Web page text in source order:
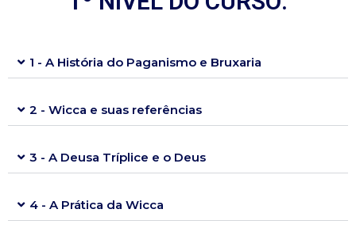
1 - A História do Paganismo e Bruxaria​
2 - Wicca e suas referências
3 - A Deusa Tríplice e o Deus
4 - A Prática da Wicca